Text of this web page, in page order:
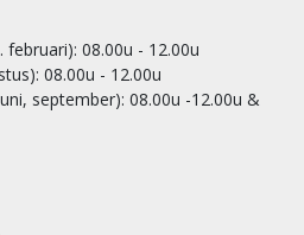
08.00u - 12.00u
08.00u - 12.00u
september): 08.00u -12.00u &